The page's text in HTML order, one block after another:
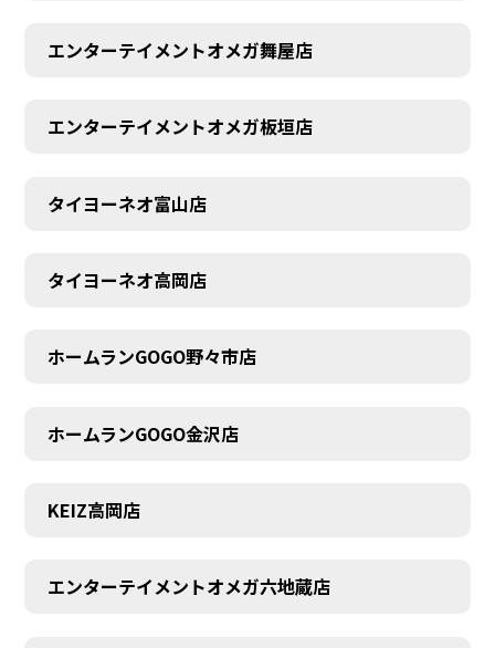
エンターテイメントオメガ舞屋店
エンターテイメントオメガ板垣店
タイヨーネオ富山店
タイヨーネオ高岡店
ホームランGOGO野々市店
ホームランGOGO金沢店
KEIZ高岡店
エンターテイメントオメガ六地蔵店